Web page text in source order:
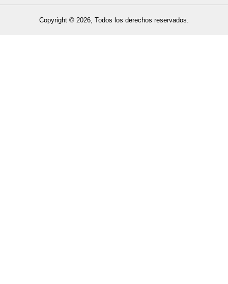
Copyright © 2026, Todos los derechos reservados.